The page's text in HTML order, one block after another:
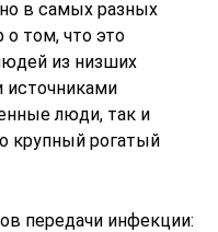
в самых разных
о том, что это
из низших
люди, так и
крупный рогатый
передачи инфекции: